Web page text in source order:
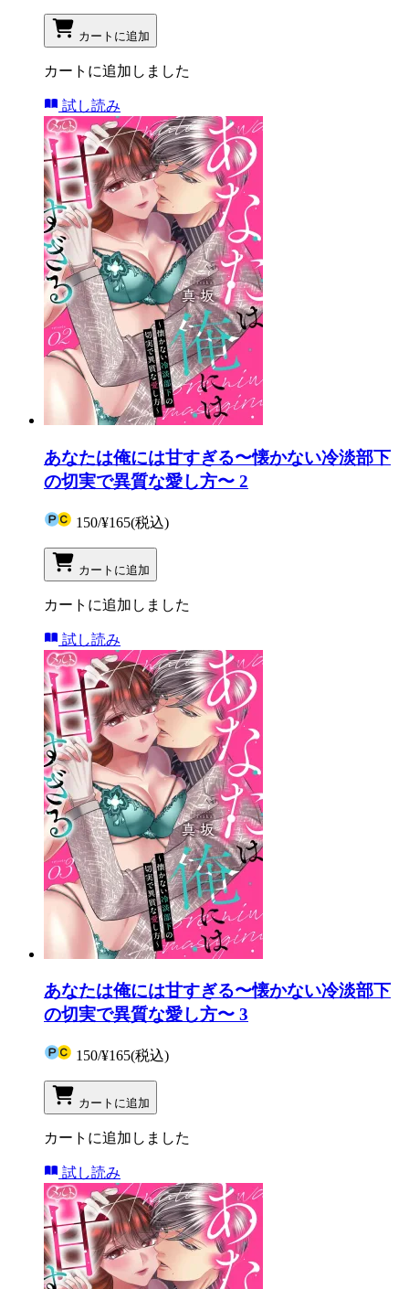
カートに追加
カートに追加しました
試し読み
あなたは俺には甘すぎる〜懐かない冷淡部下
の切実で異質な愛し方〜 2
150/¥165(税込)
カートに追加
カートに追加しました
試し読み
あなたは俺には甘すぎる〜懐かない冷淡部下
の切実で異質な愛し方〜 3
150/¥165(税込)
カートに追加
カートに追加しました
試し読み